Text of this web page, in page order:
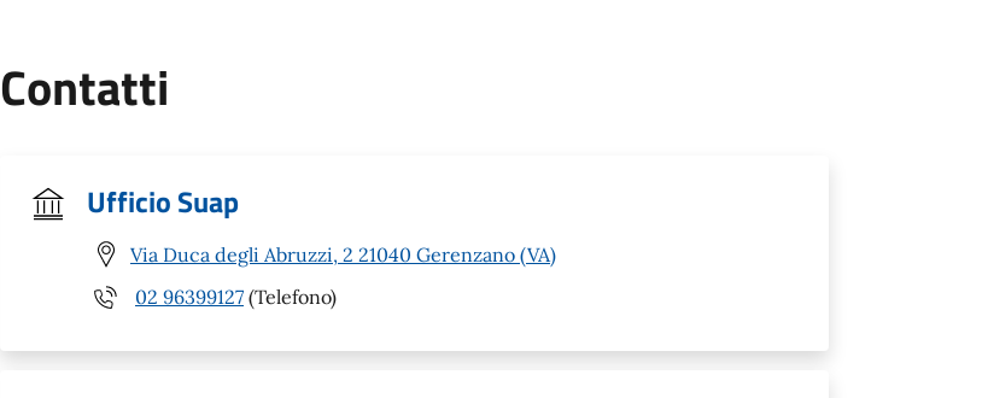
Contatti
Ufficio Suap
Via Duca degli Abruzzi, 2 21040 Gerenzano (VA)
02 96399127 (Telefono)